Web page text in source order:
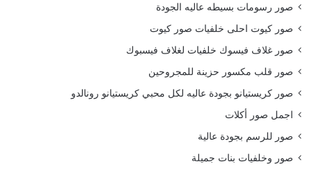
صور رسومات بسيطه عاليه الجودة
صور كيوت احلى خلفيات صور كيوت
صور غلاف فيسوك خلفيات لغلاف فيسبوك
صور قلب مكسور حزينة للمجروحين
صور كريستيانو بجودة عاليه لكل محبي كريستيانو رونالدو
اجمل صور أكلات
صور للرسم بجودة عالية
صور وخلفيات بنات جميلة